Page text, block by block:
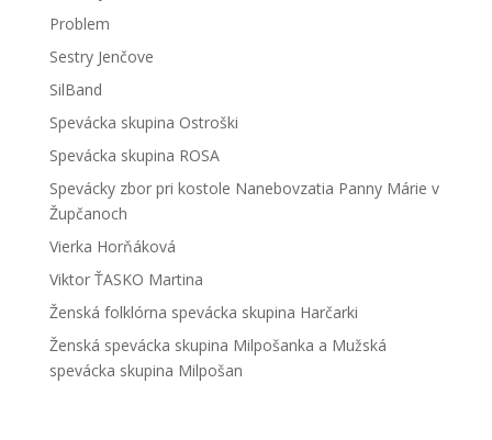
Problem
Sestry Jenčove
SilBand
Spevácka skupina Ostroški
Spevácka skupina ROSA
Spevácky zbor pri kostole Nanebovzatia Panny Márie v
Župčanoch
Vierka Horňáková
Viktor ŤASKO Martina
Ženská folklórna spevácka skupina Harčarki
Ženská spevácka skupina Milpošanka a Mužská
spevácka skupina Milpošan